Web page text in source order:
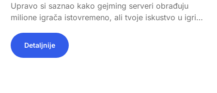
Upravo si saznao kako gejming serveri obrađuju
milione igrača istovremeno, ali tvoje iskustvo u igri…
Detaljnije